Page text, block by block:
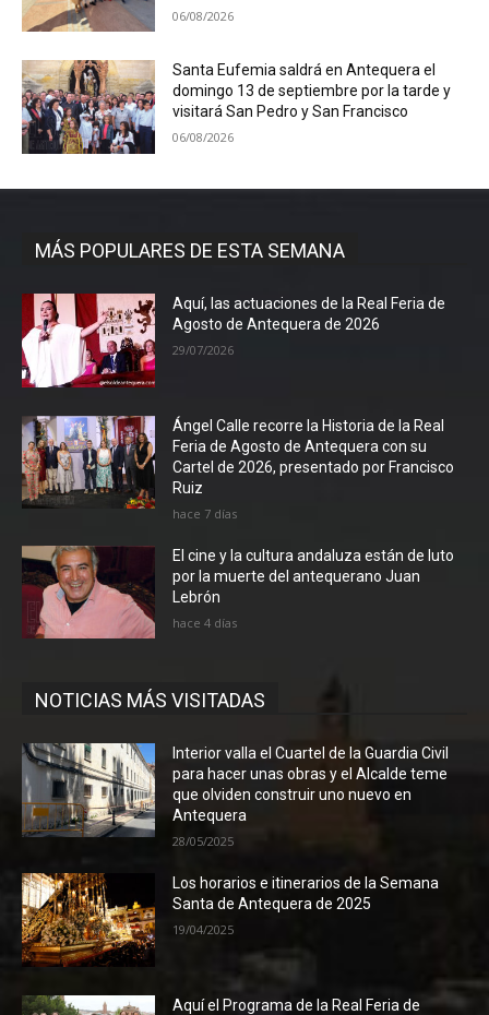
06/08/2026
Santa Eufemia saldrá en Antequera el
domingo 13 de septiembre por la tarde y
visitará San Pedro y San Francisco
06/08/2026
MÁS POPULARES DE ESTA SEMANA
Aquí, las actuaciones de la Real Feria de
Agosto de Antequera de 2026
29/07/2026
Ángel Calle recorre la Historia de la Real
Feria de Agosto de Antequera con su
Cartel de 2026, presentado por Francisco
Ruiz
hace 7 días
El cine y la cultura andaluza están de luto
por la muerte del antequerano Juan
Lebrón
hace 4 días
NOTICIAS MÁS VISITADAS
Interior valla el Cuartel de la Guardia Civil
para hacer unas obras y el Alcalde teme
que olviden construir uno nuevo en
Antequera
28/05/2025
Los horarios e itinerarios de la Semana
Santa de Antequera de 2025
19/04/2025
Aquí el Programa de la Real Feria de